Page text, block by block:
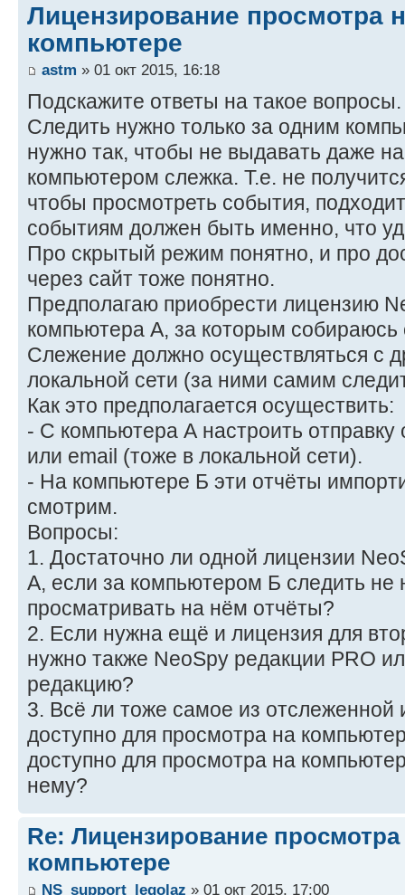
Лицензирование просмотра
компьютере
astm » 01 окт 2015, 16:18
Подскажите ответы на такое вопросы.
Следить нужно только за одним
нужно так, чтобы не выдавать даже
компьютером слежка. Т.е. не
чтобы просмотреть события,
событиям должен быть именно, что
Про скрытый режим понятно, и про
через сайт тоже понятно.
Предполагаю приобрести лицензию
компьютера А, за которым собираюсь
Слежение должно осуществляться с
локальной сети (за ними самим
Как это предполагается осуществить:
- С компьютера А настроить отправку
или email (тоже в локальной сети).
- На компьютере Б эти отчёты
смотрим.
Вопросы:
1. Достаточно ли одной лицензии
А, если за компьютером Б следить не
просматривать на нём отчёты?
2. Если нужна ещё и лицензия для
нужно также NeoSpy редакции PRO
редакцию?
3. Всё ли тоже самое из
доступно для просмотра на
доступно для просмотра на
нему?
Re: Лицензирование
компьютере
NS_support_legolaz » 01 окт 2015, 17:00